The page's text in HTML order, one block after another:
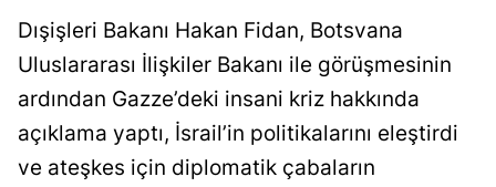
Dışişleri Bakanı Hakan Fidan, Botsvana
Uluslararası İlişkiler Bakanı ile görüşmesinin
ardından Gazze’deki insani kriz hakkında
açıklama yaptı, İsrail’in politikalarını eleştirdi
ve ateşkes için diplomatik çabaların